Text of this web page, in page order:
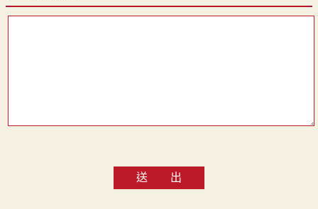
送 出